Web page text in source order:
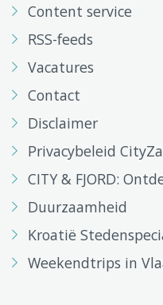
Content service
RSS-feeds
Vacatures
Contact
Disclaimer
Privacybeleid
CITY & FJORD:
Duurzaamheid
Kroatië
Weekendtrips in